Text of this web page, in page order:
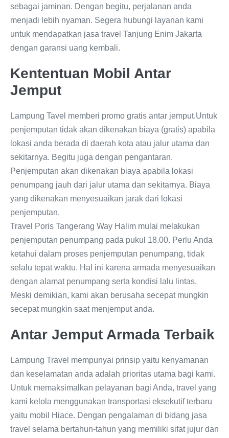
sebagai jaminan. Dengan begitu, perjalanan anda
menjadi lebih nyaman. Segera hubungi layanan kami
untuk mendapatkan jasa travel Tanjung Enim Jakarta
dengan garansi uang kembali.
Kententuan Mobil Antar
Jemput
Lampung Tavel memberi promo gratis antar jemput.Untuk
penjemputan tidak akan dikenakan biaya (gratis) apabila
lokasi anda berada di daerah kota atau jalur utama dan
sekitarnya. Begitu juga dengan pengantaran.
Penjemputan akan dikenakan biaya apabila lokasi
penumpang jauh dari jalur utama dan sekitarnya. Biaya
yang dikenakan menyesuaikan jarak dari lokasi
penjemputan.
Travel Poris Tangerang Way Halim mulai melakukan
penjemputan penumpang pada pukul 18.00. Perlu Anda
ketahui dalam proses penjemputan penumpang, tidak
selalu tepat waktu. Hal ini karena armada menyesuaikan
dengan alamat penumpang serta kondisi lalu lintas,
Meski demikian, kami akan berusaha secepat mungkin
secepat mungkin saat menjemput anda.
Antar Jemput Armada Terbaik
Lampung Travel mempunyai prinsip yaitu kenyamanan
dan keselamatan anda adalah prioritas utama bagi kami.
Untuk memaksimalkan pelayanan bagi Anda, travel yang
kami kelola menggunakan transportasi eksekutif terbaru
yaitu mobil Hiace. Dengan pengalaman di bidang jasa
travel selama bertahun-tahun yang memiliki sifat jujur dan